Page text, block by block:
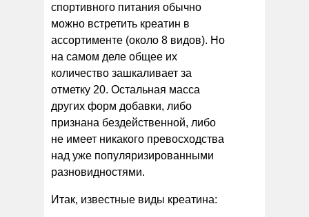
спортивного питания обычно
можно встретить креатин в
ассортименте (около 8 видов). Но
на самом деле общее их
количество зашкаливает за
отметку 20. Остальная масса
других форм добавки, либо
признана бездейственной, либо
не имеет никакого превосходства
над уже популяризированными
разновидностями.
Итак, известные виды креатина: